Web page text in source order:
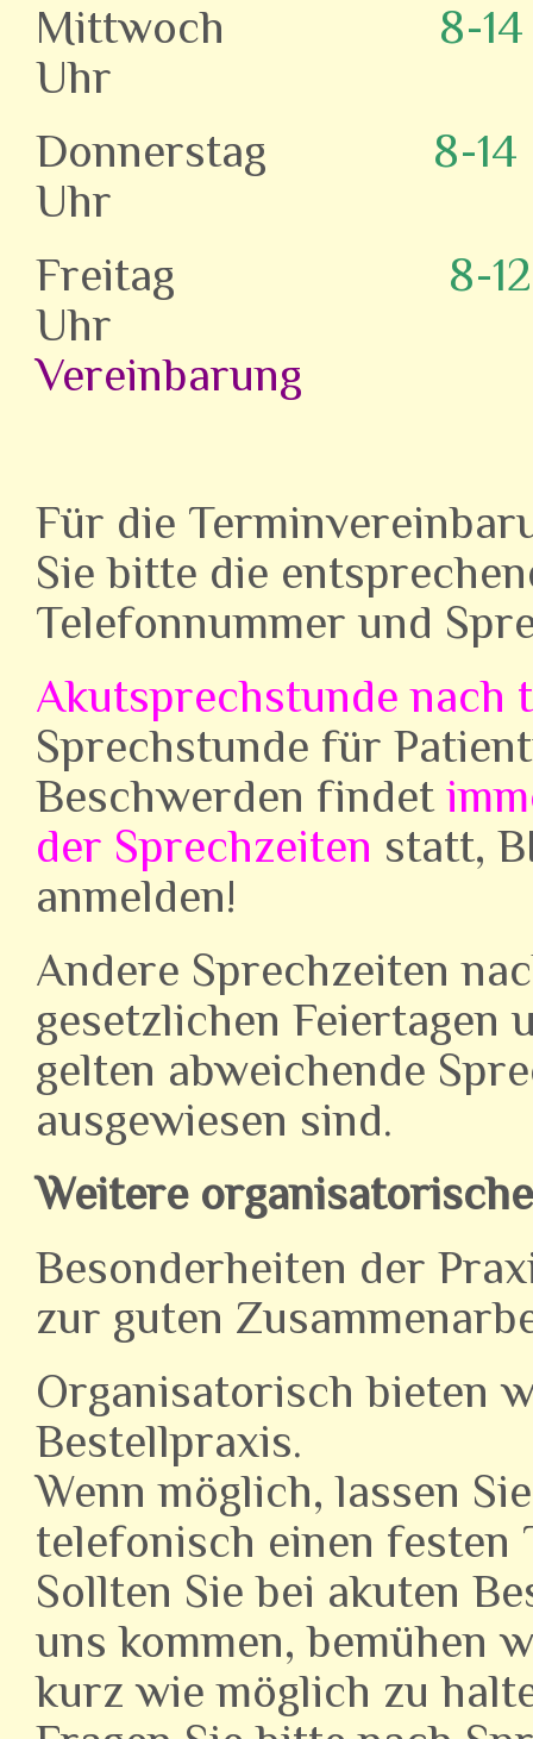
Mittwoch 8-14
Uhr
Donnerstag 8-14
Freitag 8-12
Vereinbarung
Für die
Sie bitte die
Telefonnummer und
Akutsprechstunde nach
Sprechstunde für
Beschwerden findet
der Sprechzeiten statt,
anmelden!
Andere Sprechzeiten
gesetzlichen Feiertagen
gelten abweichende
ausgewiesen sind.
Weitere
Besonderheiten der
zur guten
Organisatorisch bieten
Bestellpraxis.
Wenn möglich, lassen
telefonisch einen festen
Sollten Sie bei akuten
uns kommen, bemühen
kurz wie möglich zu